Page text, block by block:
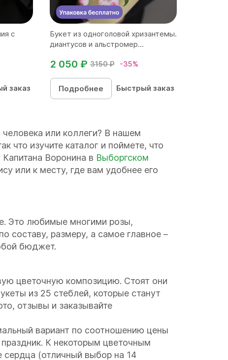
с
заказ
Букет из одноголовой хризантемы.
диантусов и альстромер...
3150 ₽ -35%
2 050 ₽
Подробнее Быстрый заказ
или коллеги? В нашем
что изучите каталог и поймете, что
Воронина в Выборгском
или к месту, где вам удобнее его
Это любимые многими розы,
составу, размеру, а самое главное –
бюджет.
цветочную композицию. Стоят они
из 25 стеблей, которые станут
отзывы и заказывайте
вариант по соотношению цены
К некоторым цветочным
(отличный выбор на 14